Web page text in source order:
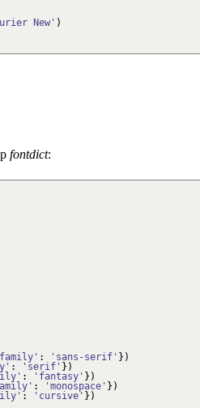
New' )
fontdict:
: 'sans-serif' } )
: 'serif' } )
: 'fantasy' } )
: 'monospace' } )
: 'cursive' } )